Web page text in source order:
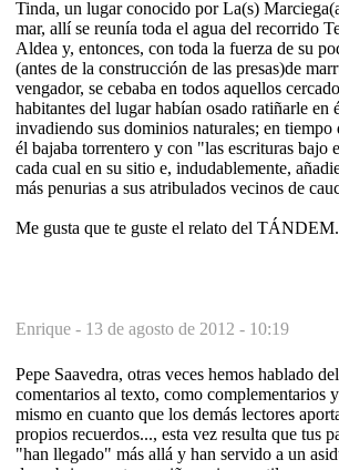
Tinda, un lugar conocido por La(s)
mar, allí se reunía toda el agua del recorrido
Aldea y, entonces, con toda la fuerza de su
(antes de la construcción de las presas)de
vengador, se cebaba en todos aquellos
habitantes del lugar habían osado ratiñarle en
invadiendo sus dominios naturales; en tiempo
él bajaba torrentero y con "las escrituras bajo
cada cual en su sitio e, indudablemente,
más penurias a sus atribulados vecinos de
Me gusta que te guste el relato del
Enrique - 13 de agosto de 2012 - 10:19
Pepe Saavedra, otras veces hemos hablado
comentarios al texto, como complementarios
mismo en cuanto que los demás lectores
propios recuerdos..., esta vez resulta que tus
"han llegado" más allá y han servido a un